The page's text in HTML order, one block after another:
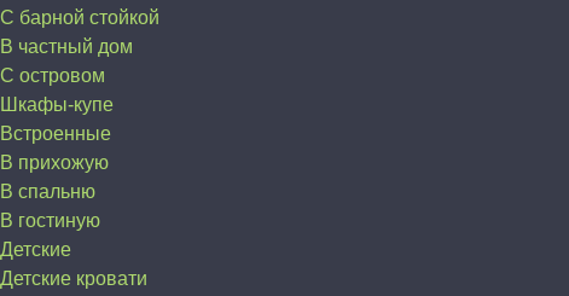
С барной стойкой
В частный дом
C островом
Шкафы-купе
Встроенные
В прихожую
В спальню
В гостиную
Детские
Детские кровати